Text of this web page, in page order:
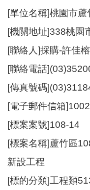
公
告
生
便
民
訊
機
關
訊
錄
[單位名稱]桃園市蘆
[機關地址]338桃園
[聯絡人]採購-許佳
[聯絡電話
[傳真號碼
[電子郵件信箱
[標案案號]108-14
[標案名稱]蘆竹區
新設工程
[標的分類]工程類